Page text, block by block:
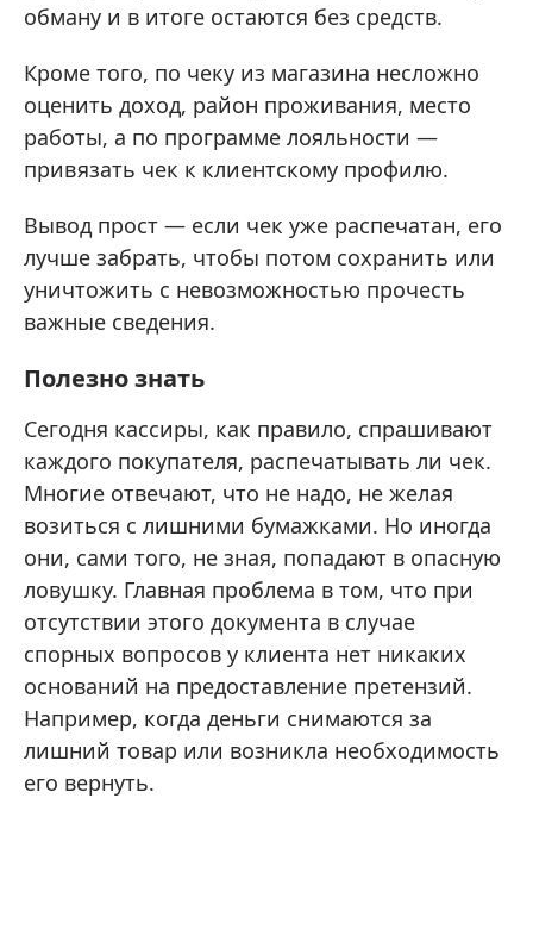
обману и в итоге остаются без средств.
Кроме того, по чеку из магазина несложно
оценить доход, район проживания, место
работы, а по программе лояльности —
привязать чек к клиентскому профилю.
Вывод прост — если чек уже распечатан, его
лучше забрать, чтобы потом сохранить или
уничтожить с невозможностью прочесть
важные сведения.
Полезно знать
Сегодня кассиры, как правило, спрашивают
каждого покупателя, распечатывать ли чек.
Многие отвечают, что не надо, не желая
возиться с лишними бумажками. Но иногда
они, сами того, не зная, попадают в опасную
ловушку. Главная проблема в том, что при
отсутствии этого документа в случае
спорных вопросов у клиента нет никаких
оснований на предоставление претензий.
Например, когда деньги снимаются за
лишний товар или возникла необходимость
его вернуть.